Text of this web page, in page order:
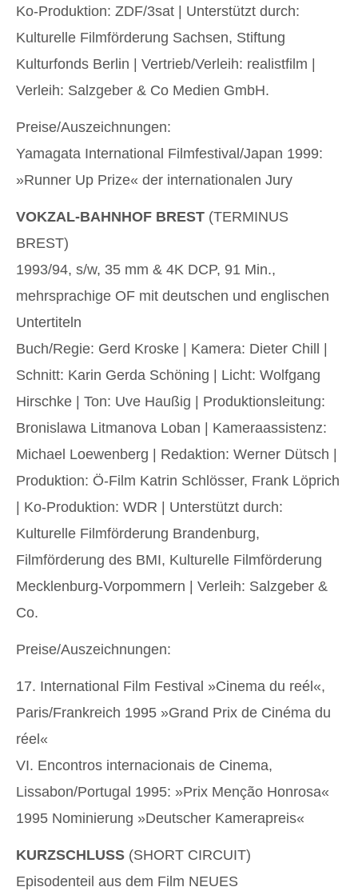
Ko-Produktion: ZDF/3sat | Unterstützt durch:
Kulturelle Filmförderung Sachsen, Stiftung
Kulturfonds Berlin | Vertrieb/Verleih: realistfilm |
Verleih: Salzgeber & Co Medien GmbH.
Preise/Auszeichnungen:
Yamagata International Filmfestival/Japan 1999:
»Runner Up Prize« der internationalen Jury
VOKZAL-BAHNHOF BREST (TERMINUS
BREST)
1993/94, s/w, 35 mm & 4K DCP, 91 Min.,
mehrsprachige OF mit deutschen und englischen
Untertiteln
Buch/Regie: Gerd Kroske | Kamera: Dieter Chill |
Schnitt: Karin Gerda Schöning | Licht: Wolfgang
Hirschke | Ton: Uve Haußig | Produktionsleitung:
Bronislawa Litmanova Loban | Kameraassistenz:
Michael Loewenberg | Redaktion: Werner Dütsch |
Produktion: Ö-Film Katrin Schlösser, Frank Löprich
| Ko-Produktion: WDR | Unterstützt durch:
Kulturelle Filmförderung Brandenburg,
Filmförderung des BMI, Kulturelle Filmförderung
Mecklenburg-Vorpommern | Verleih: Salzgeber &
Co.
Preise/Auszeichnungen:
17. International Film Festival »Cinema du reél«,
Paris/Frankreich 1995 »Grand Prix de Cinéma du
réel«
VI. Encontros internacionais de Cinema,
Lissabon/Portugal 1995: »Prix Menção Honrosa«
1995 Nominierung »Deutscher Kamerapreis«
KURZSCHLUSS (SHORT CIRCUIT)
Episodenteil aus dem Film NEUES